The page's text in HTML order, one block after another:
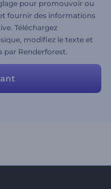
pour promouvoir ou
fournir des informations
Téléchargez
modifiez le texte et
par Renderforest.